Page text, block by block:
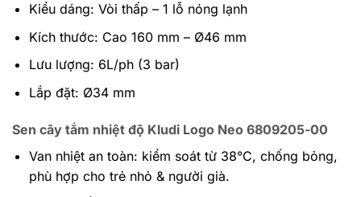
Kiểu dáng: Vòi thấp – 1 lỗ nóng lạnh
Kích thước: Cao 160 mm – Ø46 mm
Lưu lượng: 6L/ph (3 bar)
Lắp đặt: Ø34 mm
Sen cây tắm nhiệt độ Kludi Logo Neo 6809205-00
Van nhiệt an toàn: kiểm soát từ 38°C, chống bỏng,
phù hợp cho trẻ nhỏ & người già.